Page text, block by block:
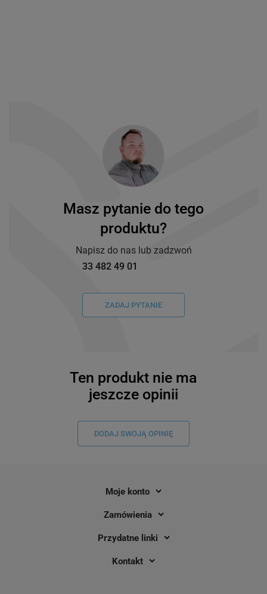
Masz pytanie do tego
produktu?
Napisz do nas lub zadzwoń
33 482 49 01
ZADAJ PYTANIE
Ten produkt nie ma
jeszcze opinii
DODAJ SWOJĄ OPINIĘ
Moje konto
Zamówienia
Przydatne linki
Kontakt